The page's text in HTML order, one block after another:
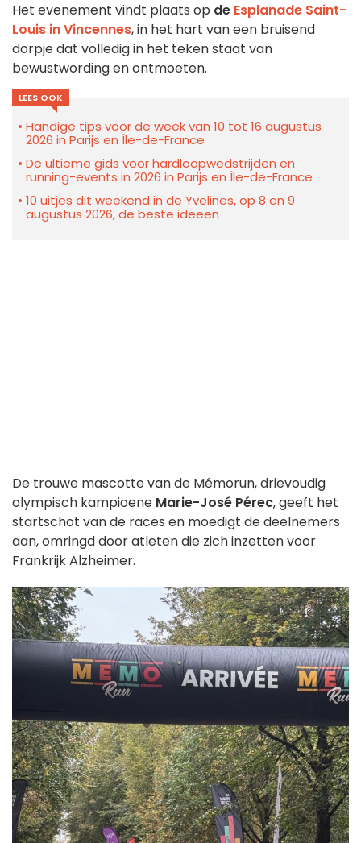
Het evenement vindt plaats op de Esplanade Saint-
Louis in Vincennes, in het hart van een bruisend
dorpje dat volledig in het teken staat van
bewustwording en ontmoeten.
LEES OOK
Handige tips voor de week van 10 tot 16 augustus
2026 in Parijs en Île-de-France
De ultieme gids voor hardloopwedstrijden en
running-events in 2026 in Parijs en Île-de-France
10 uitjes dit weekend in de Yvelines, op 8 en 9
augustus 2026, de beste ideeën
De trouwe mascotte van de Mémorun, drievoudig
olympisch kampioene Marie-José Pérec, geeft het
startschot van de races en moedigt de deelnemers
aan, omringd door atleten die zich inzetten voor
Frankrijk Alzheimer.